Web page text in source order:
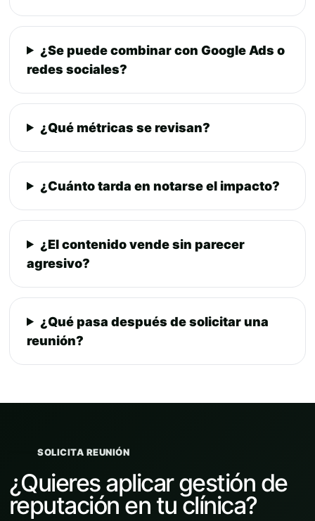
¿Se puede combinar con Google Ads o
redes sociales?
¿Qué métricas se revisan?
¿Cuánto tarda en notarse el impacto?
¿El contenido vende sin parecer
agresivo?
¿Qué pasa después de solicitar una
reunión?
SOLICITA REUNIÓN
¿Quieres aplicar gestión de
reputación en tu clínica?